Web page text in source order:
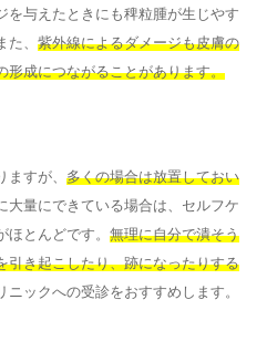
を与えたときにも稗粒腫が生じやす
、 紫外線によるダメージも皮膚の
形成につながることがあります。
すが、 多くの場合は放置しておい
大量にできている場合は、セルフケ
とんどです。 無理に自分で潰そう
引き起こしたり、跡になったりする
ニックへの受診をおすすめします。